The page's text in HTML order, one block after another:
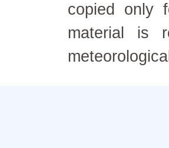
copied only
material is